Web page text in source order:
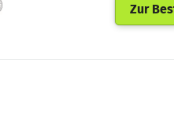
Zur